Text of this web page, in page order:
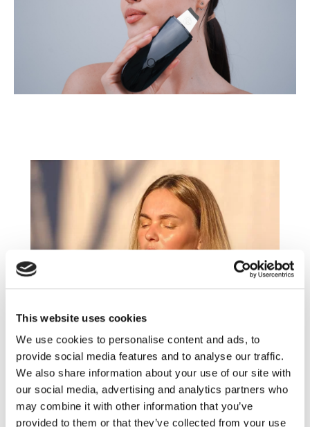
This website uses cookies
We use cookies to personalise content and ads, to
provide social media features and to analyse our traffic.
We also share information about your use of our site with
our social media, advertising and analytics partners who
may combine it with other information that you’ve
provided to them or that they’ve collected from your use